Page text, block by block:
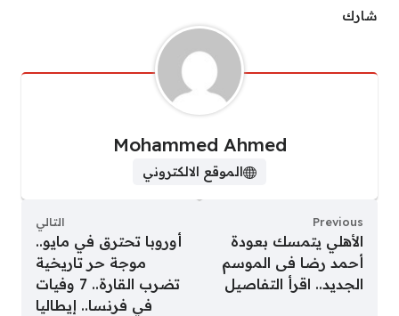
شارك
Mohammed Ahmed
الموقع الالكتروني
Previous
الأهلي يتمسك بعودة
أحمد رضا فى الموسم
الجديد.. اقرأ التفاصيل
التالي
أوروبا تحترق في مايو..
موجة حر تاريخية
تضرب القارة.. 7 وفيات
في فرنسا.. إيطاليا